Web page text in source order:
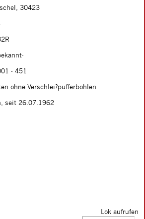
30423
- 451
ohne Verschlei?pufferbohlen
seit 26.07.1962
Lok aufrufen